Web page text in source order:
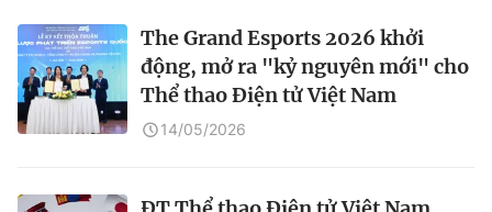
The Grand Esports 2026 khởi
động, mở ra "kỷ nguyên mới" cho
Thể thao Điện tử Việt Nam
14/05/2026